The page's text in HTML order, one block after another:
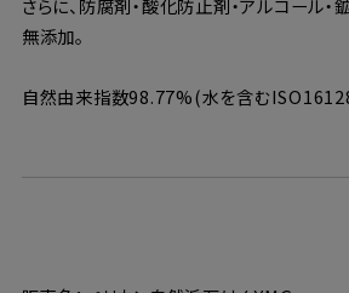
さらに、防腐剤・酸化防止剤・アルコール
無添加。
自然由来指数98.77%(水を含む